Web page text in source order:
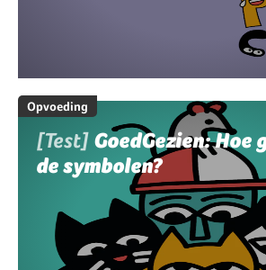
Opvoeding
[Test] GoedGezien: Hoe
de symbolen?